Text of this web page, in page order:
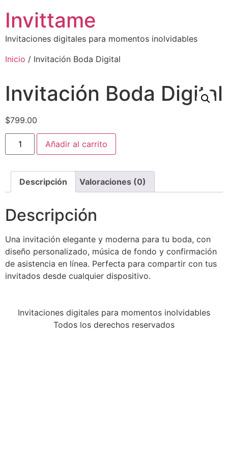
Invittame
Invitaciones digitales para momentos inolvidables
Inicio / Invitación Boda Digital
Invitación Boda Digital
$799.00
Añadir al carrito
Descripción Valoraciones (0)
Descripción
Una invitación elegante y moderna para tu boda, con
diseño personalizado, música de fondo y confirmación
de asistencia en línea. Perfecta para compartir con tus
invitados desde cualquier dispositivo.
Invitaciones digitales para momentos inolvidables
Todos los derechos reservados